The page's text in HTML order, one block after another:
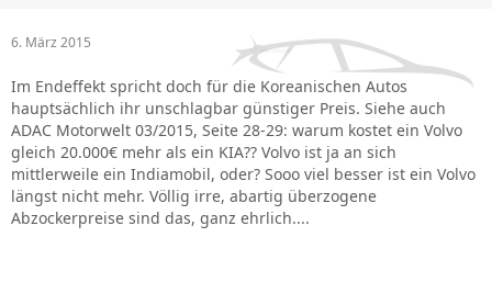
6. März 2015
Im Endeffekt spricht doch für die Koreanischen Autos
hauptsächlich ihr unschlagbar günstiger Preis. Siehe auch
ADAC Motorwelt 03/2015, Seite 28-29: warum kostet ein Volvo
gleich 20.000€ mehr als ein KIA?? Volvo ist ja an sich
mittlerweile ein Indiamobil, oder? Sooo viel besser ist ein Volvo
längst nicht mehr. Völlig irre, abartig überzogene
Abzockerpreise sind das, ganz ehrlich....